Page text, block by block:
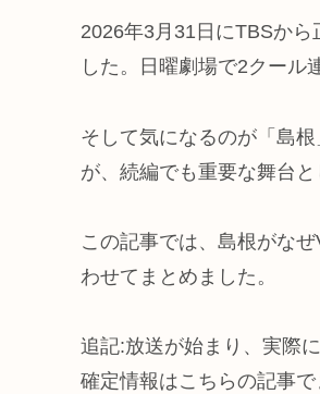
2026年3月31日にTBSか
した。日曜劇場で2クール
そして気になるのが「島
が、続編でも重要な舞台
この記事では、島根がな
わせてまとめました。
追記:放送が始まり、実際
確定情報はこちらの記事で